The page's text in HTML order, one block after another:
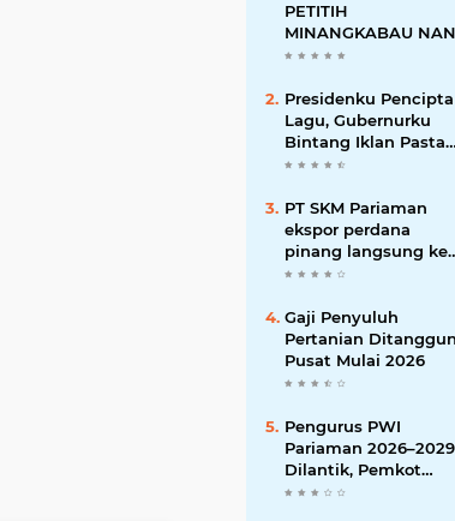
PETITIH
MINANGKABAU NAN
ELOK
Presidenku Pencipta
Lagu, Gubernurku
Bintang Iklan Pasta
Gigi
PT SKM Pariaman
ekspor perdana
pinang langsung ke
India
Gaji Penyuluh
Pertanian
Pusat Mulai 2026
Pengurus PWI
Pariaman 2026–2029
Dilantik, Pemkot
Tekankan Sinergi dan